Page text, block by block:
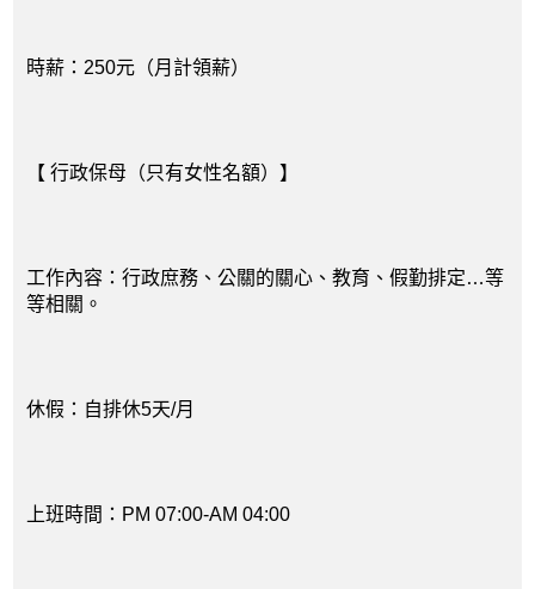
時薪：250元（月計領薪）
【 行政保母（只有女性名額）】
工作內容：行政庶務、公關的關心、教育、假勤排定…等
等相關。
休假：自排休5天/月
上班時間：PM 07:00-AM 04:00